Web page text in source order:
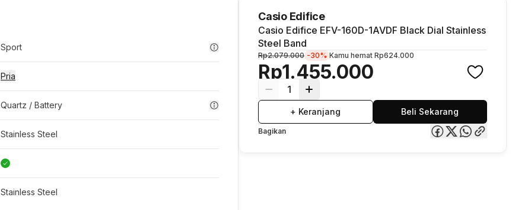
Sport
Pria
Quartz / Battery
Stainless Steel
Stainless Steel
Casio Edifice
Casio Edifice EFV-160D-1AVDF Black Dial Stainless
Steel Band
Rp1.455.000
Rp2.079.000 -30% Kamu hemat Rp624.000
1
+ Keranjang Beli Sekarang
Bagikan